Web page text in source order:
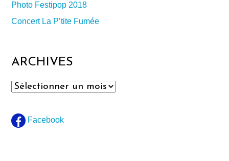
Photo Festipop 2018
Concert La P’tite Fumée
ARCHIVES
Archives
Facebook